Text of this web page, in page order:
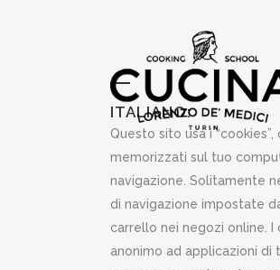
ITALIANO:
Questo sito usa i
memorizzati sul tuo
navigazione. Solitamente
di navigazione impostate
carrello nei negozi online.
anonimo ad applicazioni di